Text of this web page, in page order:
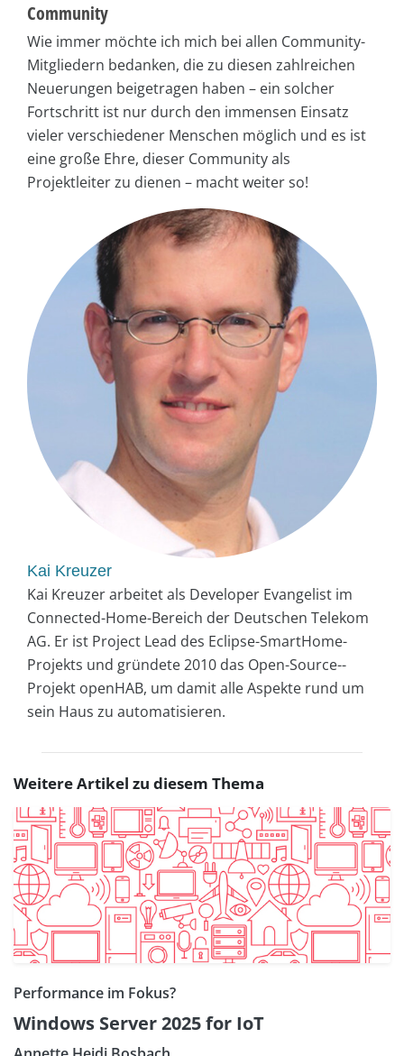
Community
Wie immer möchte ich mich bei allen Community-
Mitgliedern bedanken, die zu diesen zahlreichen
Neuerungen beigetragen haben – ein solcher
Fortschritt ist nur durch den immensen Einsatz
vieler verschiedener Menschen möglich und es ist
eine große Ehre, dieser Community als
Projektleiter zu dienen – macht weiter so!
Kai Kreuzer
Kai Kreuzer arbeitet als Developer Evangelist im
Connected-Home-Bereich der Deutschen Telekom
AG. Er ist Project Lead des ­Eclipse-SmartHome-
Projekts und gründete 2010 das Open-Source-­
Projekt openHAB, um damit alle Aspekte rund um
sein Haus zu automatisieren.
Weitere Artikel zu diesem Thema
Performance im Fokus?
Windows Server 2025 for IoT